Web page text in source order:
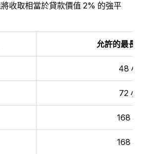
收取相當於貸款價值 2% 的強平
允許的最長
48 小
72 小
168 小
168 小